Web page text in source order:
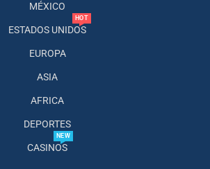
MÉXICO
ESTADOS UNIDOS
HOT
EUROPA
ASIA
AFRICA
DEPORTES
CASINOS
NEW